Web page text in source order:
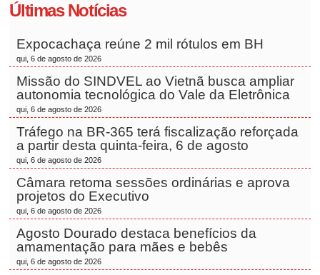
Últimas Notícias
Expocachaça reúne 2 mil rótulos em BH
qui, 6 de agosto de 2026
Missão do SINDVEL ao Vietnã busca ampliar
autonomia tecnológica do Vale da Eletrônica
qui, 6 de agosto de 2026
Tráfego na BR-365 terá fiscalização reforçada
a partir desta quinta-feira, 6 de agosto
qui, 6 de agosto de 2026
Câmara retoma sessões ordinárias e aprova
projetos do Executivo
qui, 6 de agosto de 2026
Agosto Dourado destaca benefícios da
amamentação para mães e bebês
qui, 6 de agosto de 2026